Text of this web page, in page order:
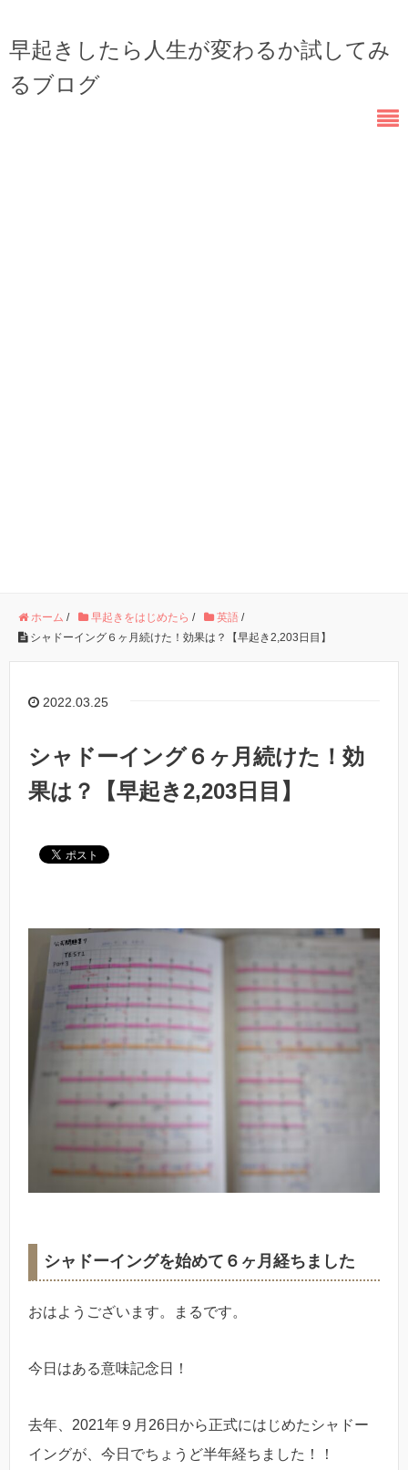
早起きしたら人生が変わるか試してみ
るブログ
ホーム / 早起きをはじめたら / 英語 /
シャドーイング６ヶ月続けた！効果は？【早起き2,203日目】
2022.03.25
シャドーイング６ヶ月続けた！効
果は？【早起き2,203日目】
シャドーイングを始めて６ヶ月経ちました
おはようございます。まるです。
今日はある意味記念日！
去年、2021年９月26日から正式にはじめたシャドー
イングが、今日でちょうど半年経ちました！！